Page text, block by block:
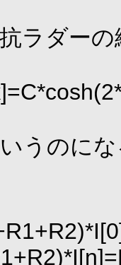
ラダー
うのに